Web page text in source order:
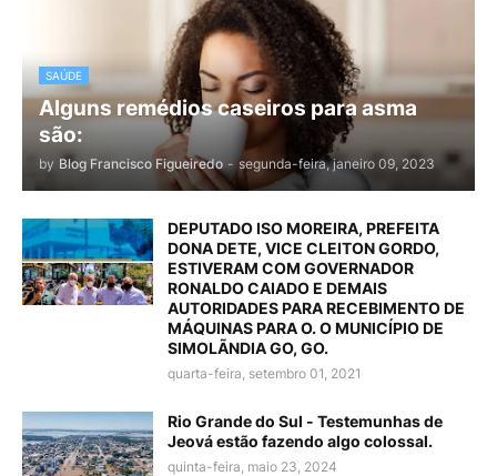
SAÚDE
Alguns remédios caseiros para asma
são:
by Blog Francisco Figueiredo - segunda-feira, janeiro 09, 2023
DEPUTADO ISO MOREIRA, PREFEITA
DONA DETE, VICE CLEITON GORDO,
ESTIVERAM COM GOVERNADOR
RONALDO CAIADO E DEMAIS
AUTORIDADES PARA RECEBIMENTO DE
MÁQUINAS PARA O. O MUNICÍPIO DE
SIMOLÃNDIA GO, GO.
quarta-feira, setembro 01, 2021
Rio Grande do Sul - Testemunhas de
Jeová estão fazendo algo colossal.
quinta-feira, maio 23, 2024